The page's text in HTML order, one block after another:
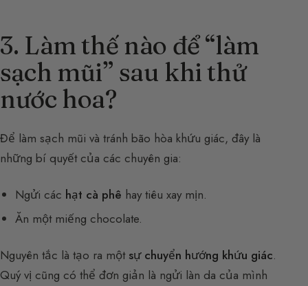
3. Làm thế nào để “làm
sạch mũi” sau khi thử
nước hoa?
Để làm sạch mũi và tránh bão hòa khứu giác, đây là
những bí quyết của các chuyên gia:
Ngửi các hạt cà phê hay tiêu xay mịn.
Ăn một miếng chocolate.
Nguyên tắc là tạo ra một sự chuyển hướng khứu giác.
Quý vị cũng có thể đơn giản là ngửi làn da của mình